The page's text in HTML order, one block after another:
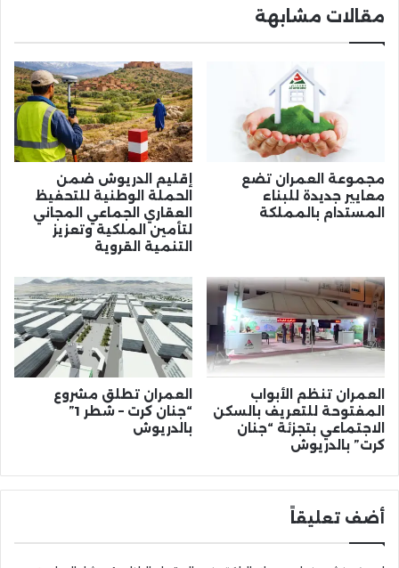
مقالات مشابهة
مجموعة العمران تضع
معايير جديدة للبناء
المستدام بالمملكة
إقليم الدريوش ضمن
الحملة الوطنية للتحفيظ
العقاري الجماعي المجاني
لتأمين الملكية وتعزيز
التنمية القروية
العمران تنظم الأبواب
المفتوحة للتعريف بالسكن
الاجتماعي بتجزئة “جنان
كرت” بالدريوش
العمران تطلق مشروع
“جنان كرت – شطر 1”
بالدريوش
أضف تعليقاً